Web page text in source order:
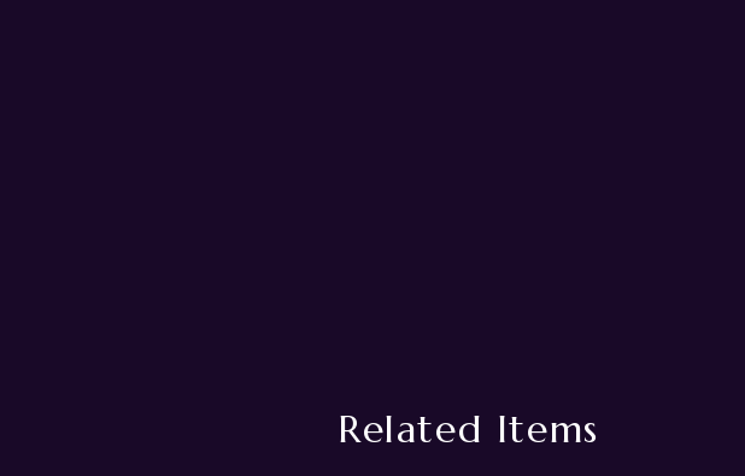
Related Items